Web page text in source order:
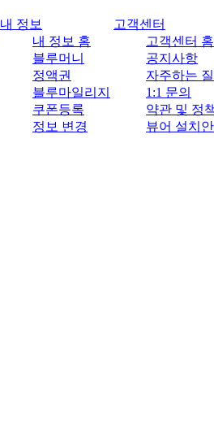
내 정보
내 정보 홈
블루머니
정액권
블루마일리지
쿠폰등록
정보 변경
고객센터
고객센터 홈
공지사항
자주하는
1:1 문의
약관 및 정
뷰어 설치